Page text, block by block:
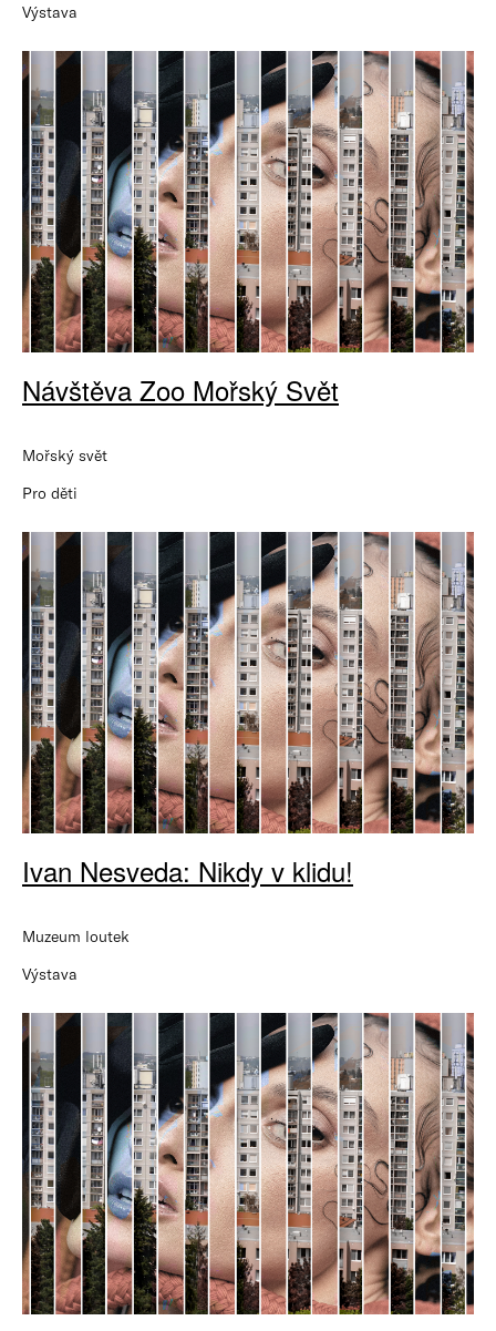
Výstava
Návštěva Zoo Mořský Svět
Mořský svět
Pro děti
Ivan Nesveda: Nikdy v klidu!
Muzeum loutek
Výstava